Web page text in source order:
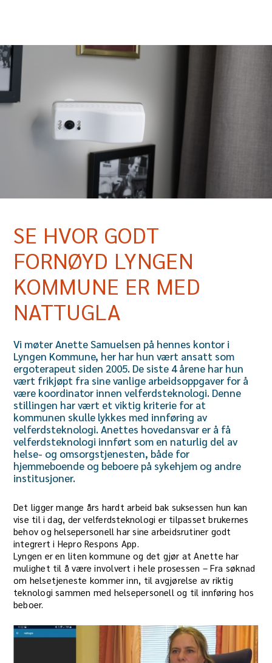
SE HVOR GODT
FORNØYD LYNGEN
KOMMUNE ER MED
NATTUGLA
Vi møter Anette Samuelsen på hennes kontor i
Lyngen Kommune, her har hun vært ansatt som
ergoterapeut siden 2005. De siste 4 årene har hun
vært frikjøpt fra sine vanlige arbeidsoppgaver for å
være koordinator innen velferdsteknologi. Denne
stillingen har vært et viktig kriterie for at
kommunen skulle lykkes med innføring av
velferdsteknologi. Anettes hovedansvar er å få
velferdsteknologi innført som en naturlig del av
helse- og omsorgstjenesten, både for
hjemmeboende og beboere på sykehjem og andre
institusjoner.
Det ligger mange års hardt arbeid bak suksessen hun kan
vise til i dag, der velferdsteknologi er tilpasset brukernes
behov og helsepersonell har sine arbeidsrutiner godt
integrert i Hepro Respons App.
Lyngen er en liten kommune og det gjør at Anette har
mulighet til å være involvert i hele prosessen – Fra søknad
om helsetjeneste kommer inn, til avgjørelse av riktig
teknologi sammen med helsepersonell og til innføring hos
beboer.